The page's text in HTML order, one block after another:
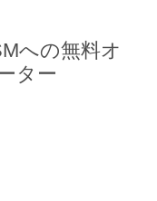
への無料オ
ター